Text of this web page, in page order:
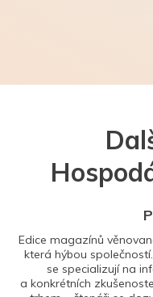
Edice magazínů
která hýbou
se specializují na
a konkrétních